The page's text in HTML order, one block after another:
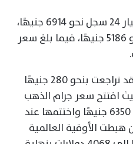
وأضاف أن سعر جرام الذهب عيار 24 سجل نحو 6914 جنيهًا،
وسجل جرام الذهب عيار 18 نحو 5186 جنيهًا، فيما بلغ سعر
وأوضح أن أسعار الذهب كانت قد تراجعت بنحو 280 جنيهًا
افتتح سعر جرام الذهب
عيار 21 التداولات عند مستوى 6350 جنيهًا واختتمها عند
حين هبطت الأوقية العالمية